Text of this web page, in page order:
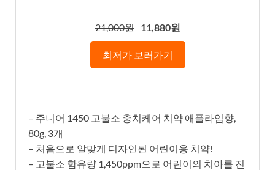
21,000원 11,880원
최저가 보러가기
– 주니어 1450 고불소 충치케어 치약 애플라임향,
80g, 3개
– 처음으로 알맞게 디자인된 어린이용 치약!
– 고불소 함유량 1,450ppm으로 어린이의 치아를 진